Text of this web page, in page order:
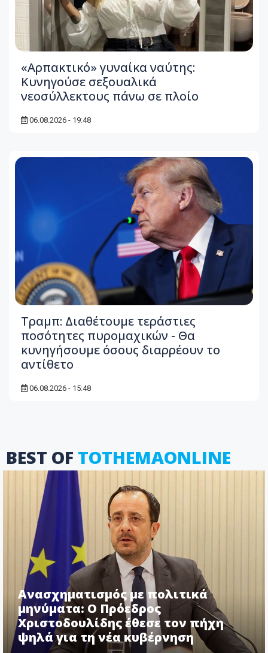
«Αρπακτικό» γυναίκα ναύτης:
Κυνηγούσε σεξουαλικά
νεοσύλλεκτους πάνω σε πλοίο
06.08.2026 - 19:48
Τραμπ: Διαθέτουμε τεράστιες
ποσότητες πυρομαχικών - Θα
κυνηγήσουμε όσους διαρρέουν το
αντίθετο
06.08.2026 - 15:48
BEST OF TOTHEMAONLINE
Ανασχηματισμός με πολιτικά
μηνύματα: Ο Πρόεδρος
Χριστοδουλίδης έθεσε τον πήχη
ψηλά για τη νέα κυβέρνηση